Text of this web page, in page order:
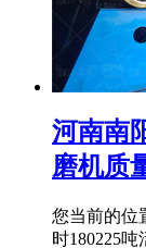
河南南
磨机质
您当前的位
时180225